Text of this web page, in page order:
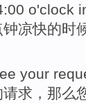
o'clock
凉快的时
your
请求 ，那么